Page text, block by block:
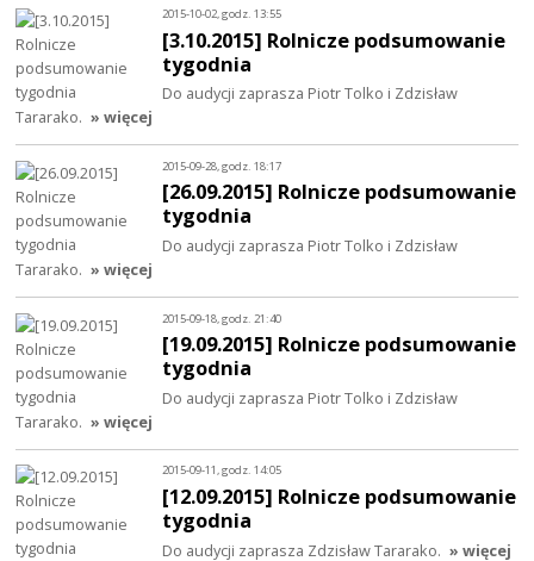
2015-10-02, godz. 13:55
[3.10.2015] Rolnicze podsumowanie
tygodnia
Do audycji zaprasza Piotr Tolko i Zdzisław
Tararako. » więcej
2015-09-28, godz. 18:17
[26.09.2015] Rolnicze podsumowanie
tygodnia
Do audycji zaprasza Piotr Tolko i Zdzisław
Tararako. » więcej
2015-09-18, godz. 21:40
[19.09.2015] Rolnicze podsumowanie
tygodnia
Do audycji zaprasza Piotr Tolko i Zdzisław
Tararako. » więcej
2015-09-11, godz. 14:05
[12.09.2015] Rolnicze podsumowanie
tygodnia
Do audycji zaprasza Zdzisław Tararako. » więcej